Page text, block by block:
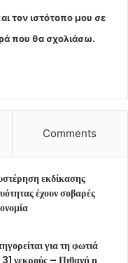
τον ιστότοπο μου σε
που θα σχολιάσω.
Comments
εκδίκασης
έχουν σοβαρές
για τη φωτιά
31 νεκρούς – Πιθανή η